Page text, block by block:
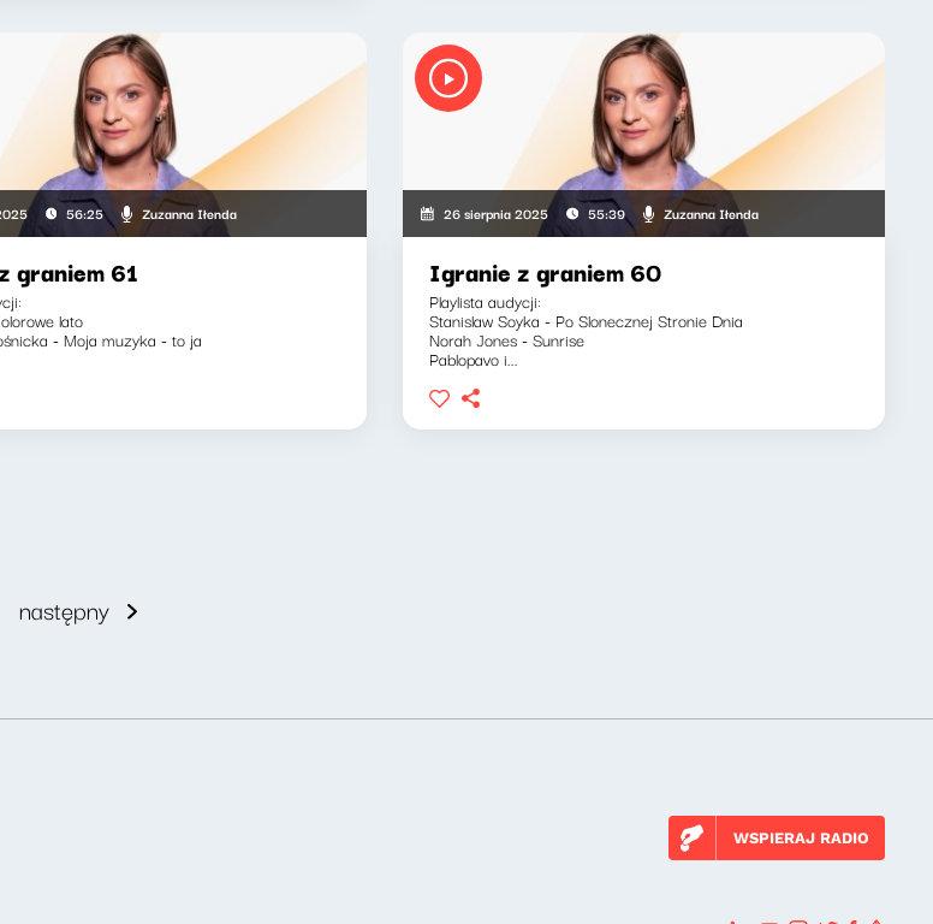
56:25 Zuzanna Iłenda
graniem 61
lato
- Moja muzyka - to ja
26 sierpnia 2025 55:39 Zuzanna Iłenda
Igranie z graniem 60
Playlista audycji:
Stanislaw Soyka - Po Slonecznej Stronie Dnia
Norah Jones - Sunrise
Pablopavo i...
następny
WSPIERAJ RADIO